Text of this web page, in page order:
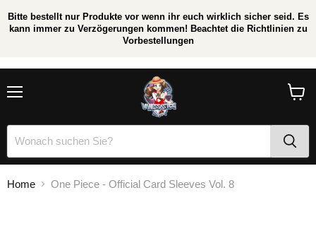
Bitte bestellt nur Produkte vor wenn ihr euch wirklich sicher seid. Es
kann immer zu Verzögerungen kommen! Beachtet die Richtlinien zu
Vorbestellungen
Home One Piece - Official Card Sleeves Vol. 8